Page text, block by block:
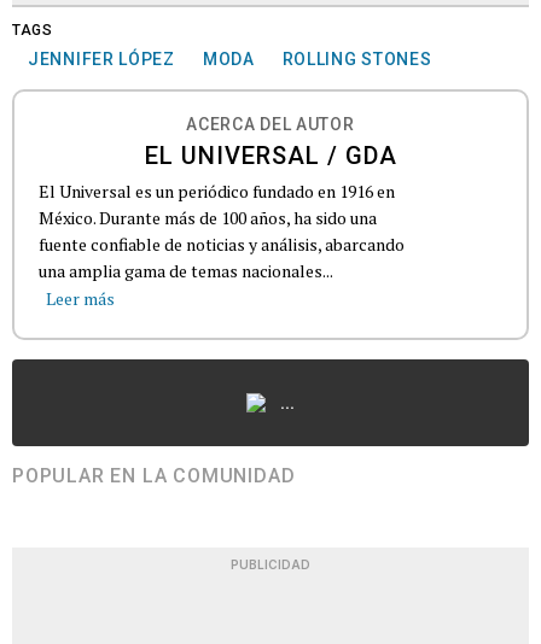
TAGS
JENNIFER LÓPEZ MODA ROLLING STONES
ACERCA DEL AUTOR
EL UNIVERSAL / GDA
El Universal es un periódico fundado en 1916 en
México. Durante más de 100 años, ha sido una
fuente confiable de noticias y análisis, abarcando
una amplia gama de temas nacionales...
Leer más
...
POPULAR EN LA COMUNIDAD
PUBLICIDAD